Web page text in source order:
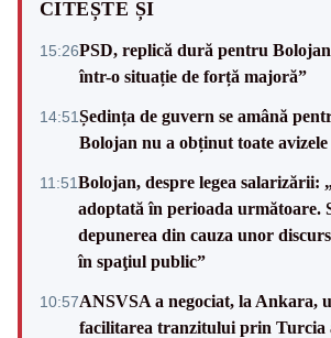
CITEȘTE ȘI
15:26PSD, replică dură pentru
într-o situație de forță majoră”
14:51Ședința de guvern se amână
Bolojan nu a obținut toate avizele
11:51Bolojan, despre legea salarizării:
adoptată în perioada următoare.
depunerea din cauza unor
în spaţiul public”
10:57ANSVSA a negociat, la Ankara,
facilitarea tranzitului prin Turcia